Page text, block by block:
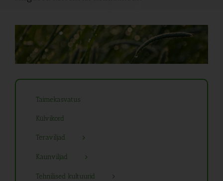
Taimekasvatus
Külvikord
Teraviljad
Kaunviljad
Tehnilised kultuurid